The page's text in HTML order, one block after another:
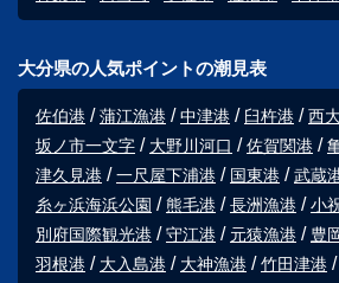
大分県の人気ポイントの潮見表
佐伯港 蒲江漁港 中津港 臼杵港
西
坂ノ市一文字
大野川河口 佐賀関港
津久見港
一尺屋下浦港 国東港 武蔵
糸ヶ浜海浜公園
熊毛港 長洲漁港 小
別府国際観光港
守江港 元猿漁港 豊
羽根港
大入島港 大神漁港 竹田津港